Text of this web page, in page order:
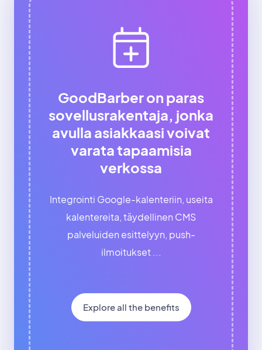
GoodBarber on paras
sovellusrakentaja, jonka
avulla asiakkaasi voivat
varata tapaamisia
verkossa
Integrointi Google-kalenteriin, useita
kalentereita, täydellinen CMS
palveluiden esittelyyn, push-
ilmoitukset ...
Explore all the benefits